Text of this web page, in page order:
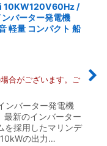
10KW120V60Hz /
バーター発電機
軽量 コンパクト 船
合がございます。ご
ンバーター発電機
最新のインバーター
を採用したマリンデ
の出力…